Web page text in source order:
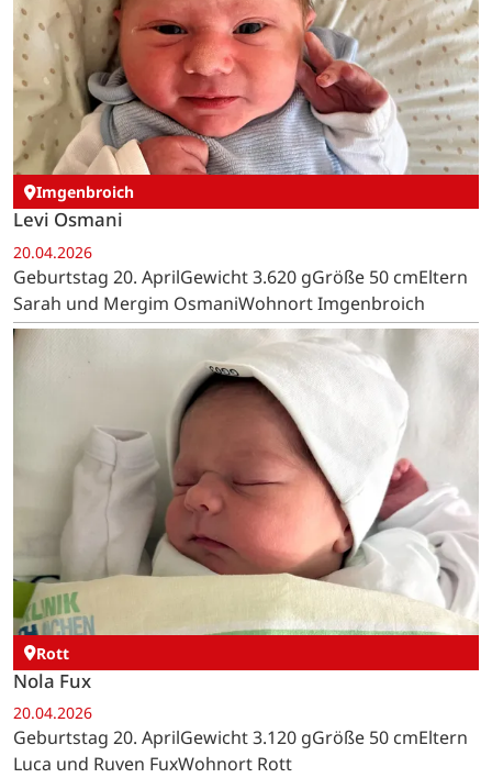
Imgenbroich
Levi Osmani
20.04.2026
Geburtstag 20. AprilGewicht 3.620 gGröße 50 cmEltern
Sarah und Mergim OsmaniWohnort Imgenbroich
Rott
Nola Fux
20.04.2026
Geburtstag 20. AprilGewicht 3.120 gGröße 50 cmEltern
Luca und Ruven FuxWohnort Rott